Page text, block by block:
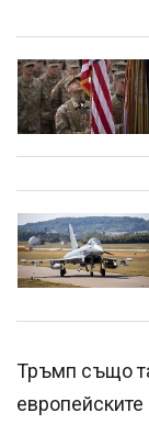
Тръмп също